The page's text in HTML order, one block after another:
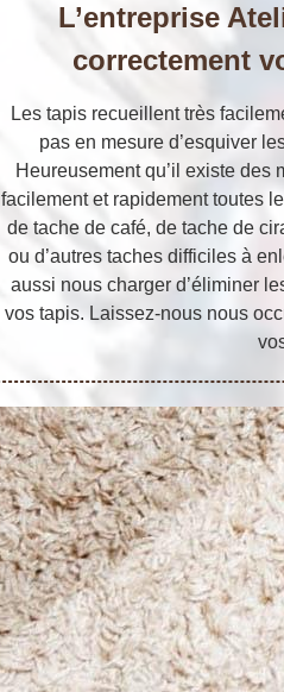
L’entreprise
correctement
Les tapis recueillent très
pas en mesure d’esquiver
Heureusement qu’il existe des
facilement et rapidement toutes
de tache de café, de tache de
ou d’autres taches difficiles à
aussi nous charger d’éliminer
vos tapis. Laissez-nous nous